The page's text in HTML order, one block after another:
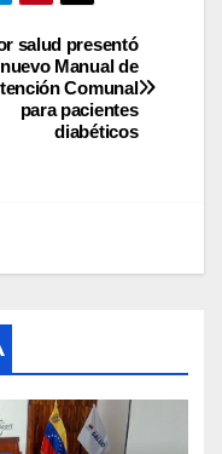
salud presentó
nuevo Manual de
Comunal
para pacientes
diabéticos